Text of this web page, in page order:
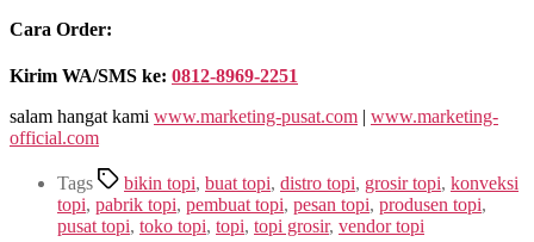
Cara Order:
Kirim WA/SMS ke: 0812-8969-2251
salam hangat kami www.marketing-pusat.com | www.marketing-
official.com
Tags bikin topi, buat topi, distro topi, grosir topi, konveksi
topi, pabrik topi, pembuat topi, pesan topi, produsen topi,
pusat topi, toko topi, topi, topi grosir, vendor topi